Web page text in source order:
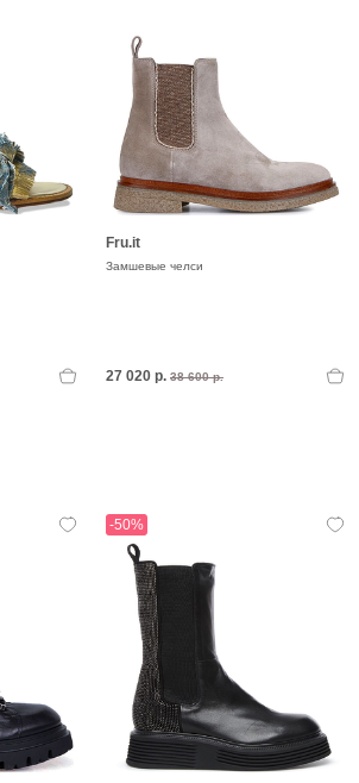
Fru.it
Замшевые челси
27 020 р. 38 600 р.
-50%